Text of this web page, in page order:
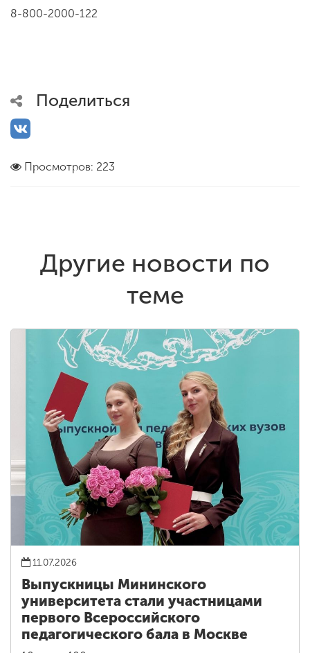
8-800-2000-122
Поделиться
Просмотров: 223
Другие новости по
теме
11.07.2026
Выпускницы Мининского
университета стали участницами
первого Всероссийского
педагогического бала в Москве